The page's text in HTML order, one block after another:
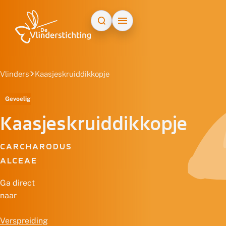
Vlinders Kaasjeskruiddikkopje
Gevoelig
Kaasjeskruiddikkopje
CARCHARODUS
ALCEAE
Ga direct
naar
Verspreiding